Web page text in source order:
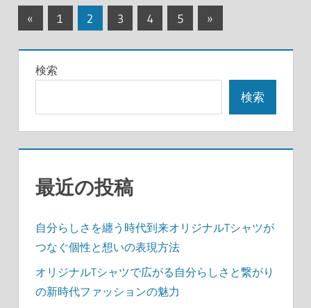
投
稿
の
ジ
送
«
事
1 2 3 4 5
次
事
»
検索
検索
最近の投稿
自分らしさを纏う時代到来オリジナルTシャツが
つなぐ個性と想いの表現方法
オリジナルTシャツで広がる自分らしさと繋がり
の新時代ファッションの魅力